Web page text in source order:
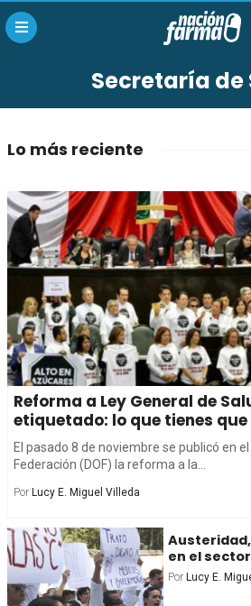
Secretaría de
Lo más reciente
Reforma a Ley General de
etiquetado: lo que tienes
El pasado 8 de noviembre se publicó en
Federación (DOF) la reforma a la...
Por Lucy E. Miguel Villeda
en el
Por Lucy E.